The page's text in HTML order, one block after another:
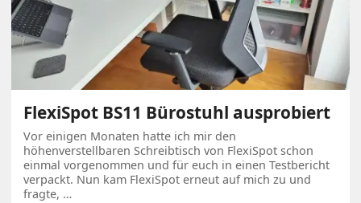
FlexiSpot BS11 Bürostuhl ausprobiert
Vor einigen Monaten hatte ich mir den
höhenverstellbaren Schreibtisch von FlexiSpot schon
einmal vorgenommen und für euch in einen Testbericht
verpackt. Nun kam FlexiSpot erneut auf mich zu und
fragte, …